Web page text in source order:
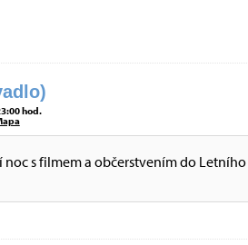
hod.
noc s filmem a občerstvením do